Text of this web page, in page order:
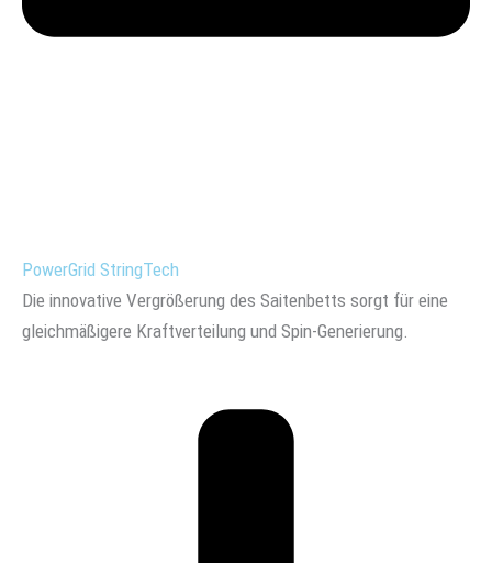
PowerGrid StringTech
Die innovative Vergrößerung des Saitenbetts sorgt für eine
gleichmäßigere Kraftverteilung und Spin-Generierung.